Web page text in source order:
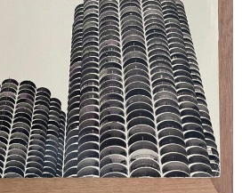
ーベル）